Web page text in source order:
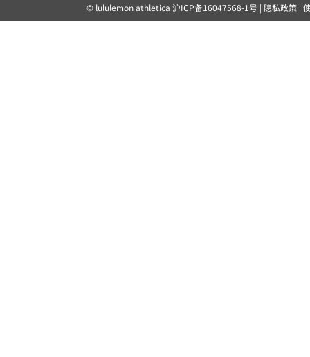
© lululemon athletica 沪ICP备16047568-1号 | 隐私政策|